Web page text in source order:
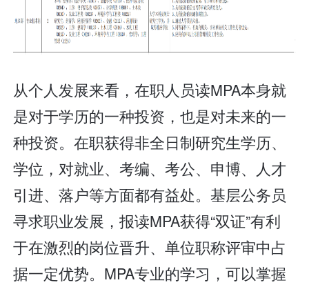
从个人发展来看，在职人员读MPA本身就
是对于学历的一种投资，也是对未来的一
种投资。在职获得非全日制研究生学历、
学位，对就业、考编、考公、申博、人才
引进、落户等方面都有益处。基层公务员
寻求职业发展，报读MPA获得“双证”有利
于在激烈的岗位晋升、单位职称评审中占
据一定优势。MPA专业的学习，可以掌握